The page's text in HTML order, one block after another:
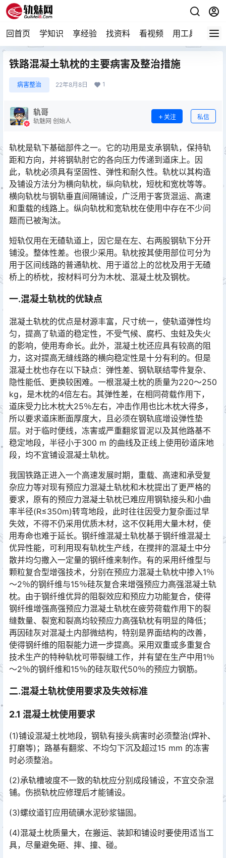
回首页 学知识 享经验 找资料 看视频 用工具 论技
铁路混凝土轨枕的主要病害及整治措施
病害整治 22年8月8日 1
轨哥
轨魅网 创始人
关注 私信
轨枕是轨下基础部件之一。它的功用是支承钢轨，保持轨
距和方向，并将钢轨肘它的各向压力传递到道床上。因
此，轨枕必须具有坚固性、弹性和耐久性。轨枕以其构造
及铺设方法分为横向轨枕，纵向轨枕，短枕和宽枕等等。
横向轨枕与钢轨垂直间隔铺设，广泛用于客货混运、高速
和重载的线路上。纵向轨枕和宽轨枕在使用中存在不少问
题而已被淘汰。󠅅󠅃󠄵󠅂󠄪󠇖󠆨󠆨󠇕󠆞󠆒󠅬󠇘󠆭󠆘󠇙󠆝󠅵󠇗󠆭󠆁󠄐󠇗󠅹󠅸󠇖󠆍󠅳󠇖󠅹󠅰󠇖󠆌󠅹
短轨仅用在无碴轨道上，因它是在左、右两股钢轨下分开
铺没。整体性差。也很少采用。轨枕按其使用部位可分为
用于区间线路的普通轨枕、用于道岔上的岔枕及用于无碴
桥上的桥枕，按材料可分为木枕、混凝土枕及钢枕。󠅅󠅃󠄵󠅂󠄪󠇖󠆨󠆨󠇕󠆞󠆒󠅬󠇘󠆭󠆘󠇙󠆝󠅵󠇗󠆭󠆁󠄐󠇗󠅹󠅸󠇖󠆍󠅳󠇖󠅹󠅰󠇖󠆌󠅹
一.混凝土轨枕的优缺点
混凝土轨枕的优点是材源丰富，尺寸统一，使轨道弹性均
匀，提高了轨道的稳定性，不受气候、腐朽、虫蛀及失火
的影响，使用寿命长。此外，混凝土枕还应具有较高的阻
力，这对提高无缝线路的横向稳定性是十分有利的。但是
混凝土枕也存在以下缺点：弹性差、钢轨联结零件复杂、
隐性能低、更换较困难。一根混凝土枕的质量为220～250
kg，是木枕的4倍左右。其弹性差，在相同荷载作用下，
道床受力比木枕大25％左右，冲击作用也比木枕大得多，
所以要求道床断面厚度大，且必须在钢轨底增设弹性垫
层。对于临时便线，冻害或严重翻浆冒泥以及其他路基不
稳定地段，半径小于300 m 的曲线及正线上使用砂道床地
段，均不宜铺设混凝土轨枕。󠅅󠅃󠄵󠅂󠄪󠇖󠆨󠆨󠇕󠆞󠆒󠅬󠇘󠆭󠆘󠇙󠆝󠅵󠇗󠆭󠆁󠄐󠇗󠅹󠅸󠇖󠆍󠅳󠇖󠅹󠅰󠇖󠆌󠅹
我国铁路正进入一个高速发展时期，重载、高速和承受复
杂应力等对现有预应力混凝土轨枕和木枕提出了更严格的
要求，原有的预应力混凝土轨枕已难应用钢轨接头和小曲
率半径(R≤350m)转弯地段，此时往往因受力复杂面过早
失效，不得不仍采用优质木材，这不仅耗用大量木材，使
用寿命也难于延长。钢纤维混凝土轨枕基于钢纤维混凝土
优异性能，可利用现有轨枕生产线，在搅拌的混凝土中分
散并均匀撒入一定量的钢纤维来制作。有的采用纤维型与
颗粒复合型增强技术，分别在预应力混凝土轨枕中掺入1％
～2％的钢纤维与15％硅灰复合来增强预应力高强混凝土轨
枕。由于钢纤维优异的阻裂效应和预应力功能复合，使得
钢纤维增强高强预应力混凝土轨枕在疲劳荷载作用下的裂
缝数量、裂宽和裂高均较预应力高强轨枕有明显的降低；
再因硅灰对混凝土内部微结构，特别是界面结构的改善，
使得钢纤维的阻裂能力进一步提高。采用双重或多重复合
技术生产的特种轨枕可带裂缝工作，并有望在生产中用1％
～2％的钢纤维和15％的硅灰取代50％的预应力钢筋。󠅅󠅃󠄵󠅂󠄪󠇖󠆨󠆨󠇕󠆞󠆒󠅬󠇘󠆭󠆘󠇙󠆝󠅵󠇗󠆭󠆁󠄐󠇗󠅹󠅸󠇖󠆍󠅳󠇖󠅹󠅰󠇖󠆌󠅹
二.混凝土轨枕使用要求及失效标准
2.1 混凝土枕使用要求
(1)铺设混凝土枕地段，钢轨有接头病害时必须整治(焊补、
打磨等)；路基有翻浆、不均匀下沉及超过15 mm 的冻害
时必须整治。
(2)承轨槽坡度不一致的轨枕应分别成段铺设，不宜交杂混
铺。伤损轨枕应修理后才能铺设。
(3)螺纹道钉应用硫磺水泥砂浆锚固。
(4)混凝土枕质量大，在搬运、装卸和铺设时要使用适当工
具，尽量避免砸、摔、撞、碰。